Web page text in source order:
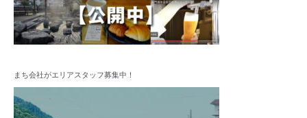
まち会社がエリアスタッフ募集中！